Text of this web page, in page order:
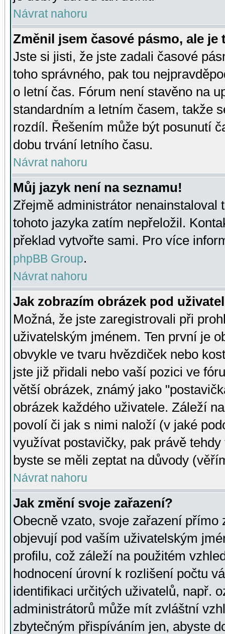
Návrat nahoru
Změnil jsem časové pásmo, ale je
Jste si jisti, že jste zadali časové
toho správného, pak tou
o letní čas. Fórum není stavěno na
standardním a letním časem, takže
rozdíl. Řešením může být posunutí
dobu trvání letního času.
Návrat nahoru
Můj jazyk není na seznamu!
Zřejmě administrátor nenainstaloval
tohoto jazyka zatím nepřeložil.
překlad vytvořte sami. Pro více
phpBB Group.
Návrat nahoru
Jak zobrazím obrázek pod
Možná, že jste zaregistrovali při
uživatelským jménem. Ten první je
obvykle ve tvaru hvězdiček nebo
jste již přidali nebo vaší pozici ve
větší obrázek, známý jako
obrázek každého uživatele. Záleží
povolí či jak s nimi naloží (v jaké
využívat postavičky, pak právě
byste se měli zeptat na důvody
Návrat nahoru
Jak změní svoje zařazení?
Obecně vzato, svoje zařazení přímo
objevují pod vaším uživatelským
profilu, což záleží na použitém
hodnocení úrovní k rozlišení počtu
identifikaci určitých uživatelů, např.
administrátorů může mít zvláštní
zbytečným přispíváním jen, abyste